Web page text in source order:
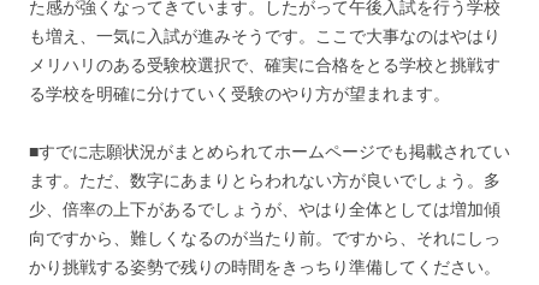
た感が強くなってきています。したがって午後入試を行う学校
も増え、一気に入試が進みそうです。ここで大事なのはやはり
メリハリのある受験校選択で、確実に合格をとる学校と挑戦す
る学校を明確に分けていく受験のやり方が望まれます。
■すでに志願状況がまとめられてホームページでも掲載されてい
ます。ただ、数字にあまりとらわれない方が良いでしょう。多
少、倍率の上下があるでしょうが、やはり全体としては増加傾
向ですから、難しくなるのが当たり前。ですから、それにしっ
かり挑戦する姿勢で残りの時間をきっちり準備してください。